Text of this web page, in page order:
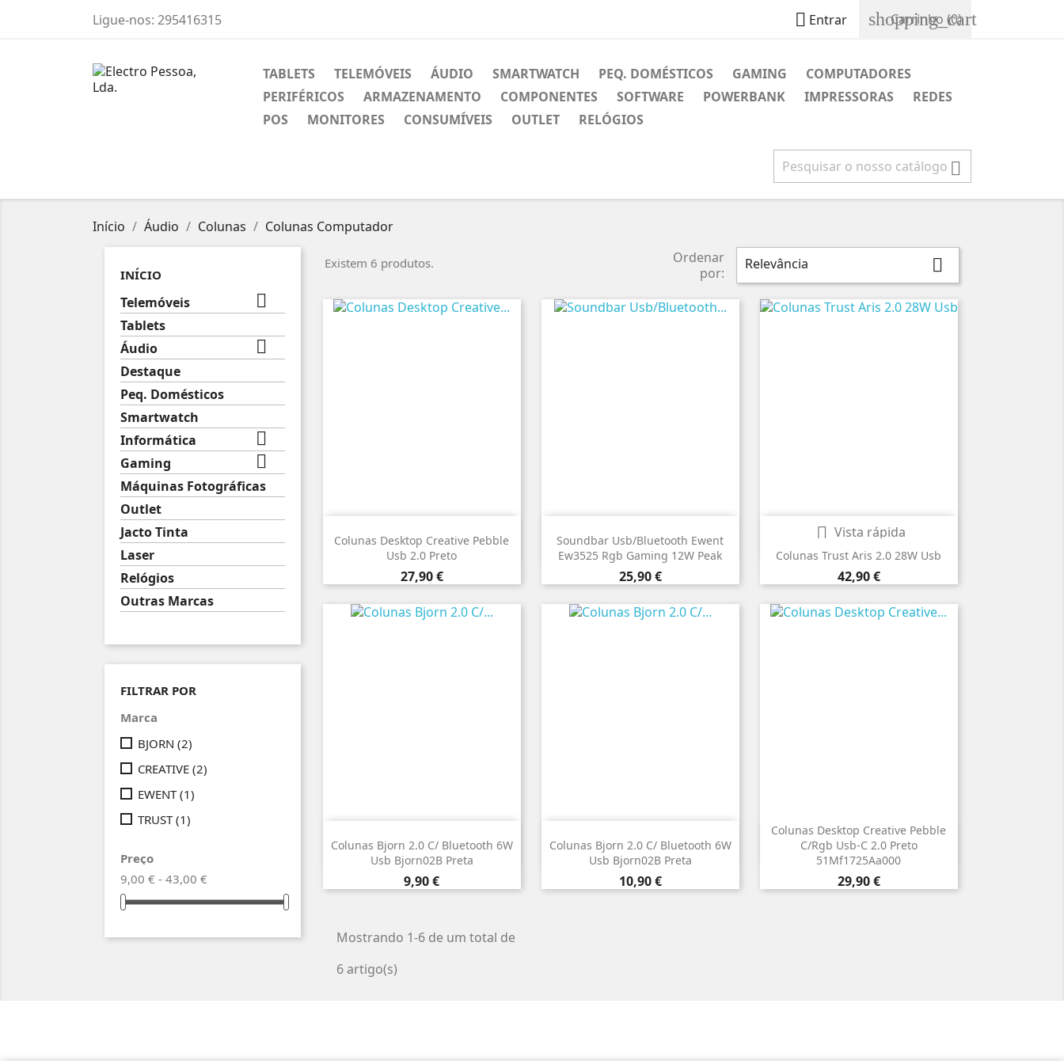
Ligue-nos: 295416315  Entrar shopping_cart
Carrinho (0)
TABLETS TELEMÓVEIS ÁUDIO SMARTWATCH PEQ. DOMÉSTICOS GAMING
COMPUTADORES
PERIFÉRICOS
ARMAZENAMENTO COMPONENTES SOFTWARE POWERBANK IMPRESSORAS
REDES
POS
MONITORES CONSUMÍVEIS OUTLET RELÓGIOS

Início Áudio Colunas Colunas Computador
INÍCIO
Telemóveis 
Tablets
Áudio

Destaque
Peq. Domésticos
Smartwatch
Informática

Gaming 
Máquinas Fotográficas
Outlet
Jacto Tinta
Laser
Relógios
Outras Marcas
FILTRAR POR
Marca
BJORN (2)
CREATIVE (2)
EWENT(1)
TRUST(1)
Preço
9,00 € - 43,00 €
Existem 6 produtos.
Ordenar
por:
Relevância 
Colunas Desktop Creative Pebble
Usb 2.0 Preto
Preço
27,90 €
 Vista rápida
Soundbar Usb/Bluetooth Ewent
Ew3525 Rgb Gaming 12W Peak
Preço
25,90 €
 Vista rápida
Colunas Trust Aris 2.0 28W Usb
Preço
42,90 €
 Vista rápida
Colunas Bjorn 2.0 C/ Bluetooth 6W
Usb Bjorn02B Preta
Preço
9,90 €
 Vista rápida
Colunas Bjorn 2.0 C/ Bluetooth 6W
Usb Bjorn02B Preta
Preço
10,90 €
 Vista rápida
Colunas Desktop Creative Pebble
C/Rgb Usb-C 2.0 Preto
51Mf1725Aa000
Preço
29,90 €
 Vista rápida
Mostrando 1-6 de um total de
6 artigo(s)